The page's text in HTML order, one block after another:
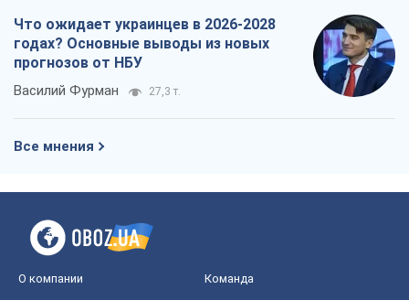
Что ожидает украинцев в 2026-2028
годах? Основные выводы из новых
прогнозов от НБУ
Василий Фурман 27,3 т.
Все мнения
О компании Команда